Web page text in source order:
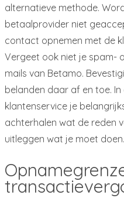
alternatieve methode.
betaalprovider niet
contact opnemen met de
Vergeet ook niet je spam-
mails van Betamo.
belanden daar af en toe.
klantenservice je
achterhalen wat de reden
uitleggen wat je moet doen.